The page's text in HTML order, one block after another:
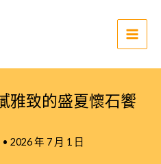
Main
雅致的盛夏懷石饗
• 2026 年 7 月 1 日